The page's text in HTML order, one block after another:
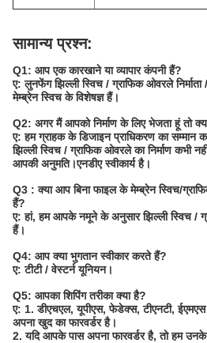
सामान्य प्रश्न:
Q1: आप एक कारखाने या व्यापार कंपनी हैं?
ए: लुनफेंग झिल्ली स्विच / ग्राफिक ओवरले
मेम्ब्रेन स्विच के विशेषज्ञ हैं।
Q2: अगर मैं आपको निर्माण के लिए भेजता हूं तो
ए: हम ग्राहक के डिजाइन प्राधिकरण का सम्मान
झिल्ली स्विच / ग्राफिक ओवरले का निर्माण कभी
आपकी अनुमति।एनडीए स्वीकार्य है।
Q3 : क्या आप बिना फाइल के मेम्ब्रेन स्विच/
हैं?
ए: हां, हम आपके नमूने के अनुसार झिल्ली स्विच /
हैं।
Q4: आप क्या भुगतान स्वीकार करते हैं?
ए: टीटी / वेस्टर्न यूनियन।
Q5: आपका शिपिंग तरीका क्या है?
ए: 1. डीएचएल, यूपीएस, फेडेक्स, टीएनटी, ईएमएस
अपना खुद का फारवर्डर है।
2. यदि आपके पास अपना फारवर्डर है, तो हम